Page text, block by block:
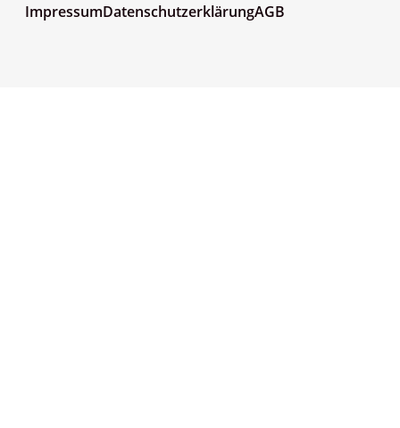
ImpressumDatenschutzerklärungAGB